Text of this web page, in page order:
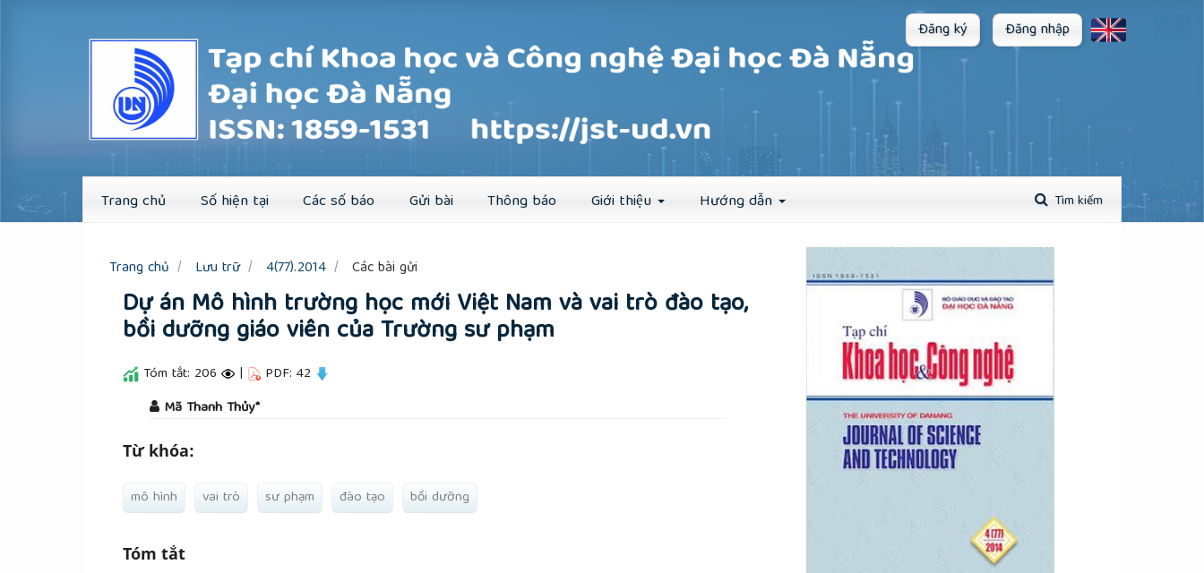
Trang chủ Số hiện tại Các số báo Gửi bài Thông báo Giới thiệu Hướng dẫn Tìm kiếm
Đăng ký Đăng nhập
Đăng ký Đăng nhập
Trang chủ Lưu trữ 4(77).2014 Các bài gửi
Dự án Mô hình trường học mới Việt Nam và vai trò đào tạo,
bồi dưỡng giáo viên của Trường sư phạm
Tóm tắt: 206 | PDF: 42
##plugins.themes.academic_pro.article.main##
Mã Thanh Thủy*
Từ khóa:
mô hình vai trò sư phạm đào tạo bồi dưỡng
Tóm tắt